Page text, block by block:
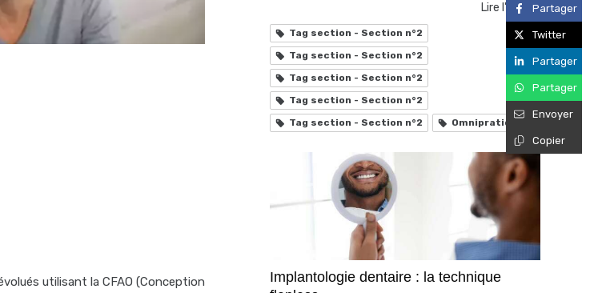
utilisant la CFAO (Conception
Partager
Twitter
Partager
Partager
Envoyer
Copier
Lire l'article
Tag section - Section n°2
Tag section - Section n°2
Tag section - Section n°2
Tag section - Section n°2
Tag section - Section n°2
Omnipratique
Implantologie dentaire : la technique